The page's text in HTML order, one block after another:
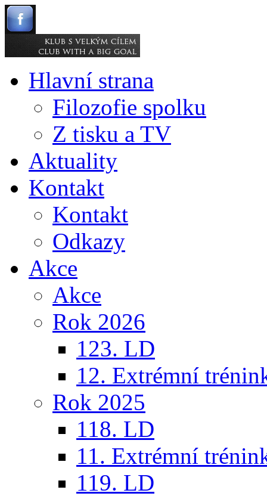
Hlavní strana
Filozofie spolku
Z tisku a TV
Aktuality
Kontakt
Kontakt
Odkazy
Akce
Akce
Rok 2026
123. LD
12. Extrémní
Rok 2025
118. LD
11. Extrémní
119. LD